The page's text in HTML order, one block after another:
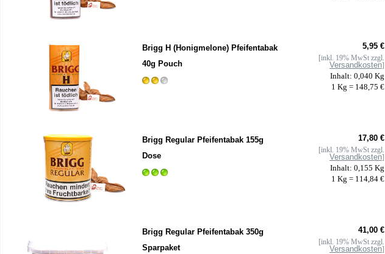
Brigg H (Honigmelone) Pfeifentabak
40g Pouch
5,95 €
[inkl. 19% MwSt zzgl.
Versandkosten]
Inhalt: 0,040 Kg
1 Kg = 148,75 €
Brigg Regular Pfeifentabak 155g
Dose
17,80 €
[inkl. 19% MwSt zzgl.
Versandkosten]
Inhalt: 0,155 Kg
1 Kg = 114,84 €
Brigg Regular Pfeifentabak 350g
Sparpaket
41,00 €
[inkl. 19% MwSt zzgl.
Versandkosten]